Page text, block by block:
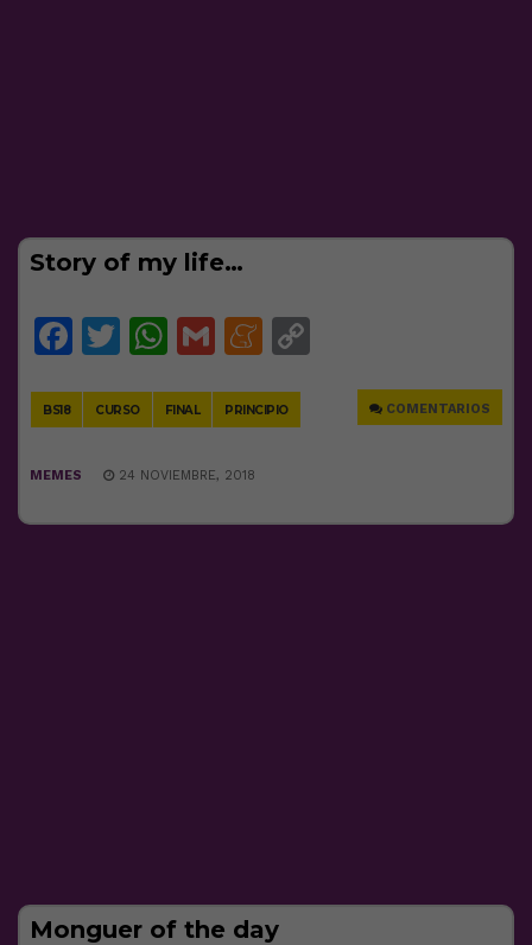
Story of my life…
Facebook
Twitter
WhatsApp
GmailMeneame
BS18 CURSO FINAL PRINCIPIO COMENTARIOS
MEMES 24 NOVIEMBRE, 2018
Monguer of the day